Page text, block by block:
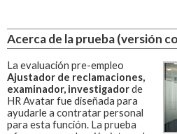
Acerca de la prueba (versión
La evaluación pre-empleo
Ajustador de reclamaciones,
examinador, investigadorde
HR Avatar fue diseñada para
ayudarle a contratar personal
para esta función. La prueba